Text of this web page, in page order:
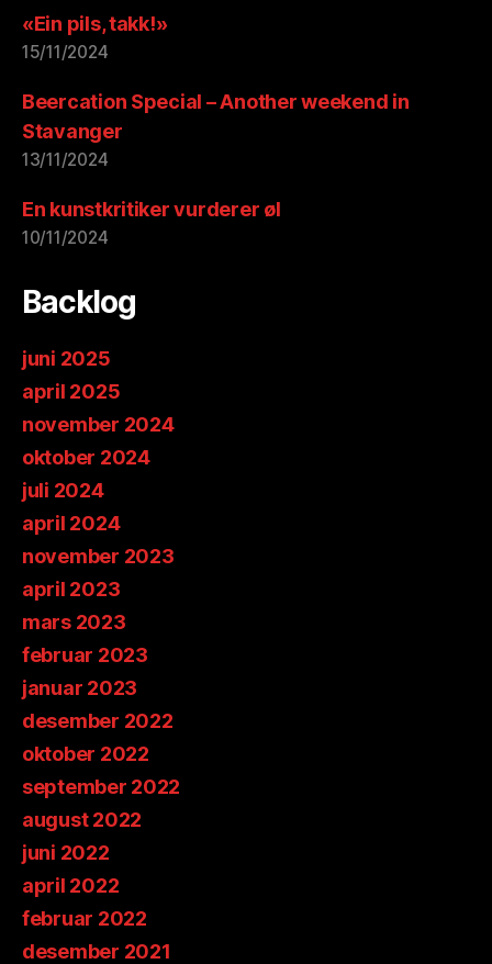
«Ein pils, takk!»
15/11/2024
Beercation Special – Another weekend in
Stavanger
13/11/2024
En kunstkritiker vurderer øl
10/11/2024
Backlog
juni 2025
april 2025
november 2024
oktober 2024
juli 2024
april 2024
november 2023
april 2023
mars 2023
februar 2023
januar 2023
desember 2022
oktober 2022
september 2022
august 2022
juni 2022
april 2022
februar 2022
desember 2021